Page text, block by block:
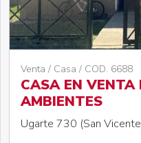
Venta / Casa / COD. 6688
CASA EN VENTA
AMBIENTES
Ugarte 730 (San